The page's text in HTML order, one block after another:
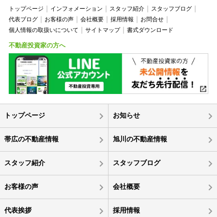
トップページ インフォメーション スタッフ紹介
スタッフブログ
代表ブログ
お客様の声 会社概要 採用情報
お問合せ
個人情報の取扱いについて
サイトマップ 書式ダウンロード
不動産投資家の方へ
トップページ お知らせ
帯広の不動産情報 旭川の不動産情報
スタッフ紹介 スタッフブログ
お客様の声 会社概要
代表挨拶 採用情報